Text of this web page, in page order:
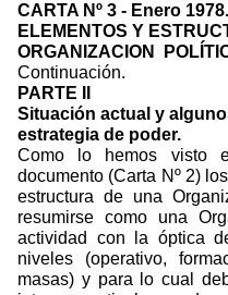
CARTA Nº 3 - Enero 1978.
ELEMENTOS Y
ORGANIZACION
Continuación.
PARTE II
Situación actual y
estrategia de poder.
Como lo hemos visto
documento (Carta Nº 2)
estructura de una
resumirse como una
actividad con la óptica
niveles (operativo,
masas) y para lo cual